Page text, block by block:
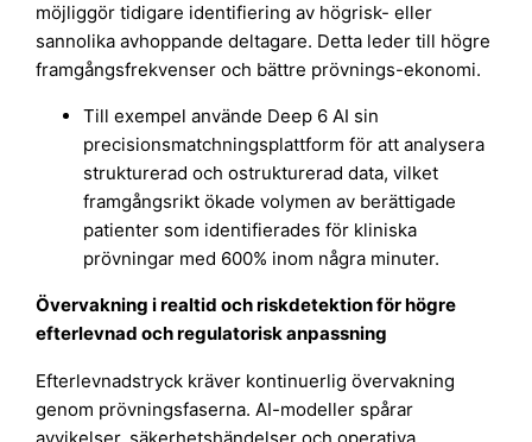
möjliggör tidigare identifiering av högrisk- eller
sannolika avhoppande deltagare. Detta leder till högre
framgångsfrekvenser och bättre prövnings-ekonomi.
Till exempel använde Deep 6 AI sin
precisionsmatchningsplattform för att analysera
strukturerad och ostrukturerad data, vilket
framgångsrikt ökade volymen av berättigade
patienter som identifierades för kliniska
prövningar med 600% inom några minuter.
Övervakning i realtid och riskdetektion för högre
efterlevnad och regulatorisk anpassning
Efterlevnadstryck kräver kontinuerlig övervakning
genom prövningsfaserna. AI-modeller spårar
avvikelser, säkerhetshändelser och operativa